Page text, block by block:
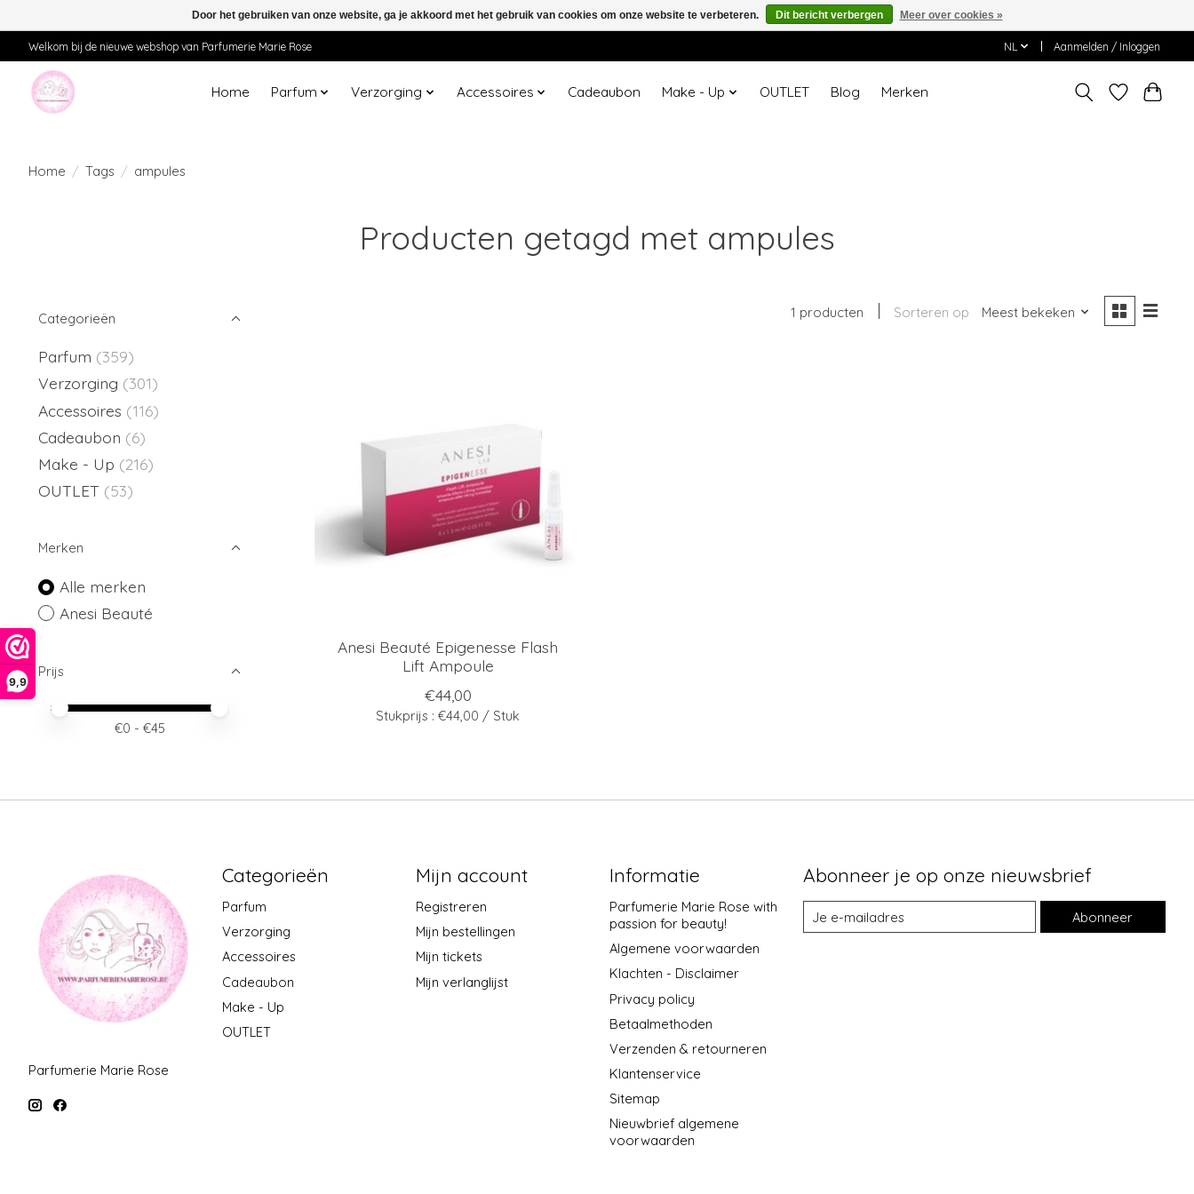
9,9
Welkom bij de nieuwe webshop van Parfumerie Marie Rose NL Aanmelden / Inloggen
Home Parfum Verzorging Accessoires Cadeaubon Make - Up OUTLET Blog Merken
Home / Tags / ampules
Producten getagd met ampules
Categorieën
Parfum (359)
Verzorging (301)
Accessoires (116)
Cadeaubon (6)
Make - Up (216)
OUTLET (53)
Merken
Alle merken
Anesi Beauté
Prijs
Minimale prijswaarde
Price maximum value
€0 - €45
1 producten Sorteren op Meest bekeken
Anesi Beauté Epigenesse Flash
Lift Ampoule
€44,00
Stukprijs : €44,00 / Stuk
Parfumerie Marie Rose
Categorieën
Parfum
Verzorging
Accessoires
Cadeaubon
Make - Up
OUTLET
Mijn account
Registreren
Mijn bestellingen
Mijn tickets
Mijn verlanglijst
Informatie
Parfumerie Marie Rose with
passion for beauty!
Algemene voorwaarden
Klachten - Disclaimer
Privacy policy
Betaalmethoden
Verzenden & retourneren
Klantenservice
Sitemap
Nieuwbrief algemene
voorwaarden
Abonneer je op onze nieuwsbrief
Abonneer
Door het gebruiken van onze website, ga je akkoord met het gebruik van cookies om onze website te verbeteren. Dit bericht verbergen Meer over cookies »